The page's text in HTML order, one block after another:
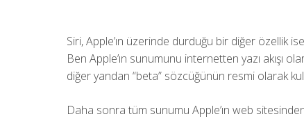
Siri, Apple’ın üzerinde durduğu bir diğer özellik
Ben Apple’ın sunumunu internetten yazı akışı
diğer yandan “beta” sözcüğünün resmi olarak
Daha sonra tüm sunumu Apple’ın web